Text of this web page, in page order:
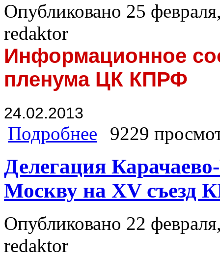
Опубликовано 25
redaktor
Информационное
пленума ЦК КПРФ
24.02.2013
Подробнее о Информационное сообщение о
Председателем ЦК КПРФ. Г.А.
организованно, приняв очень
9229
Делегация
Москву на XV съезд
Опубликовано 22
redaktor